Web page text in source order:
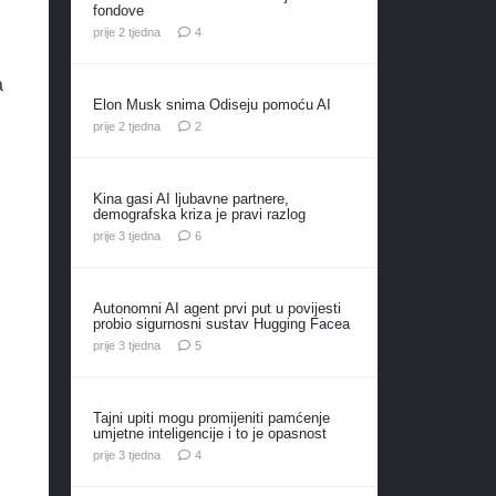
fondove
prije 2 tjedna 4komentara
Elon Musk snima Odiseju pomoću AI
prije 2 tjedna 2komentara
Kina gasi AI ljubavne partnere,
demografska kriza je pravi razlog
prije 3 tjedna 6komentara
Autonomni AI agent prvi put u povijesti
probio sigurnosni sustav Hugging Facea
prije 3 tjedna 5komentara
Tajni upiti mogu promijeniti pamćenje
umjetne inteligencije i to je opasnost
prije 3 tjedna 4komentara